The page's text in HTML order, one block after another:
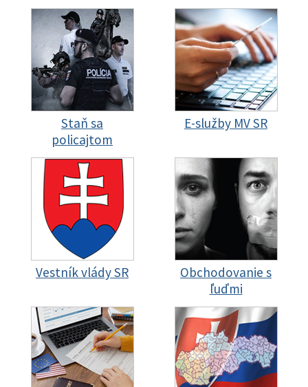
Staň sa
policajtom
E-služby MV SR
Vestník vlády SR
Obchodovanie s
ľuďmi